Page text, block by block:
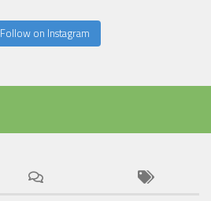
Follow on Instagram